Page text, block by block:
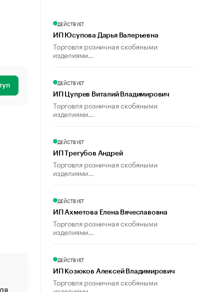
«От спорта тело стареет иначе». Как живет глава
ДЕЙСТВУЕТ
ИП Юсупова Дарья Валерьевна
Торговля розничная скобяными
изделиями...
ДЕЙСТВУЕТ
ИП Цупрев Виталий Владимирович
Торговля розничная скобяными
изделиями...
ДЕЙСТВУЕТ
ИП Трегубов Андрей
Торговля розничная скобяными
изделиями...
ДЕЙСТВУЕТ
ИП Ахметова Елена Вячеславовна
Торговля розничная скобяными
изделиями...
ДЕЙСТВУЕТ
ИП Козюков Алексей Владимирович
Торговля розничная скобяными